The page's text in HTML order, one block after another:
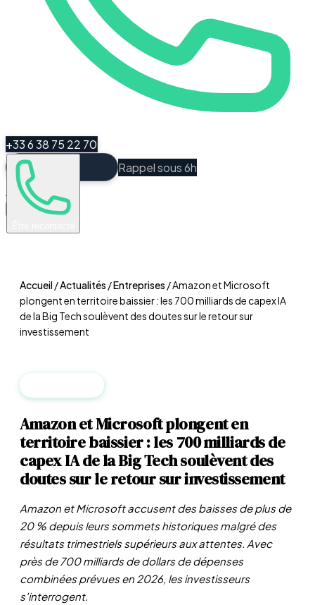
+33 6 38 75 22 70
Rappel sous 6h
Espace Client
Accueil/Actualités /Entreprises /Amazon et Microsoft
plongent en territoire baissier : les 700 milliards de capex IA
de la Big Tech soulèvent des doutes sur le retour sur
investissement
Amazon et Microsoft plongent en
territoire baissier : les 700 milliards de
capex IA de la Big Tech soulèvent des
doutes sur le retour sur investissement
Amazon et Microsoft accusent des baisses de plus de
20 % depuis leurs sommets historiques malgré des
résultats trimestriels supérieurs aux attentes. Avec
près de 700 milliards de dollars de dépenses
combinées prévues en 2026, les investisseurs
s'interrogent.